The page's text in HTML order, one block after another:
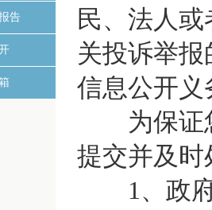
告
民、法人
关投诉举
信息公开义
为保证您
提交并及时
1、政府